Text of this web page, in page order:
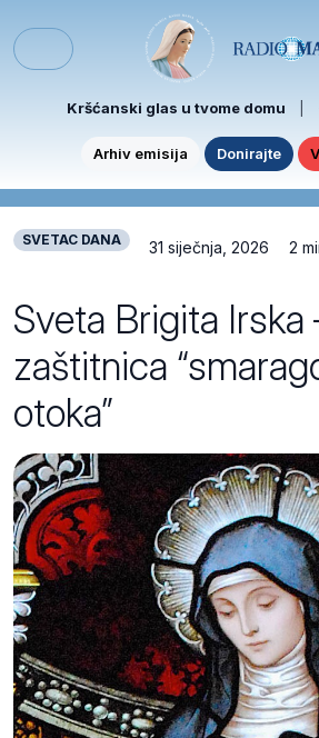
Menu
Kršćanski glas u tvome domu
Arhiv emisija Donirajte
SVETAC DANA 31 siječnja, 2026 2
Sveta Brigita Irska
zaštitnica
otoka”